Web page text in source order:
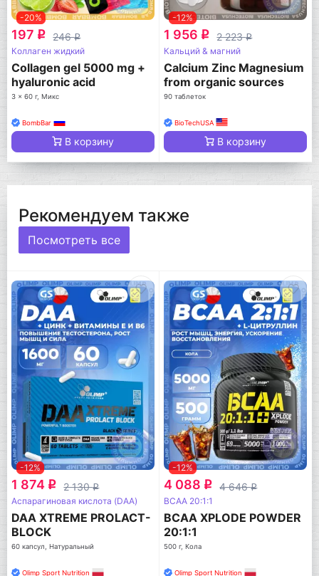
-20%
197 q 246q
Коллаген жидкий
Collagen gel 5000 mg +
hyaluronic acid
3 x 60 г, Микс
BombBar
В корзину
-12%
1 956 q 2 223q
Кальций & магний
Calcium Zinc Magnesium
from organic sources
90 таблеток
BioTechUSA
В корзину
Рекомендуем также
Посмотреть все
-12%
1 874 q 2 130q
Аспарагиновая кислота (DAA)
DAA XTREME PROLACT-
BLOCK
60 капсул, Натуральный
Olimp Sport Nutrition
-12%
4 088 q 4 646q
BCAA 20:1:1
BCAA XPLODE POWDER
20:1:1
500 г, Кола
Olimp Sport Nutrition